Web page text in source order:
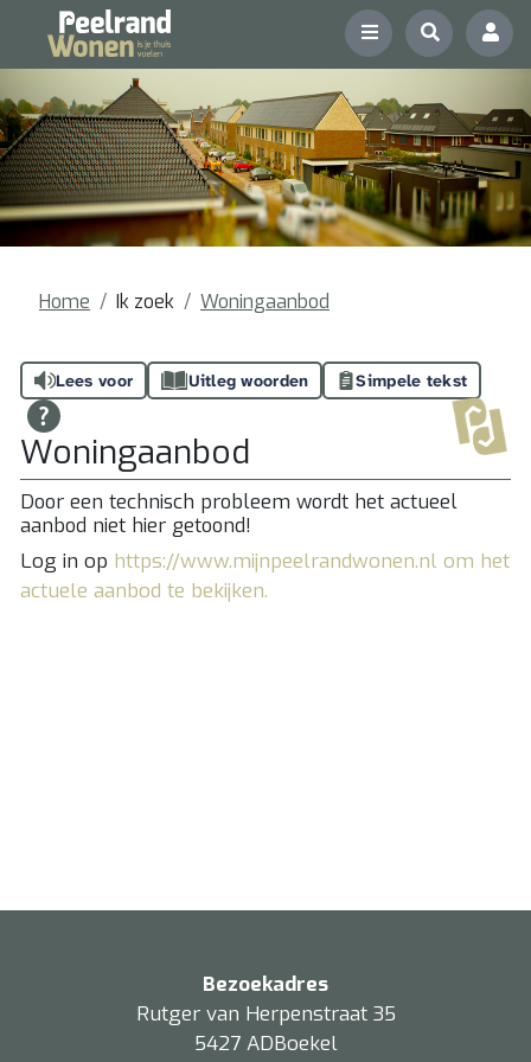
Home Ik zoek Woningaanbod
Lees voor Uitleg woorden Simpele tekst
Woningaanbod
Door een technisch probleem wordt het actueel
aanbod niet hier getoond!
Log in op https://www.mijnpeelrandwonen.nl om het
actuele aanbod te bekijken.
Bezoekadres
Rutger van Herpenstraat 35
5427 ADBoekel